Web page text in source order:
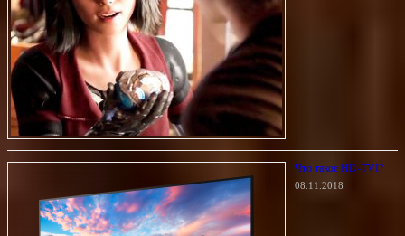
Что такое HD-TVI?
08.11.2018